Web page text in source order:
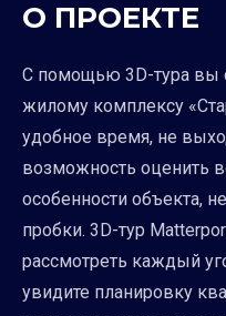
О ПРОЕКТЕ
С помощью 3D-тура вы
жилому комплексу
удобное время, не
возможность оценить
особенности объекта,
пробки. 3D-тур
рассмотреть каждый
увидите планировку